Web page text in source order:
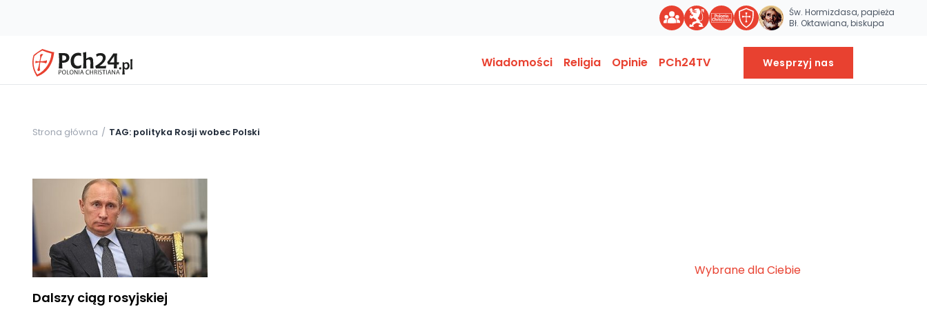
Św. Hormizdasa, papieża
Bł. Oktawiana, biskupa
Wiadomości Religia Opinie PCh24TV Wesprzyj nas
Strona główna TAG: polityka Rosji wobec Polski
Dalszy ciąg rosyjskiej
Wybrane dla Ciebie